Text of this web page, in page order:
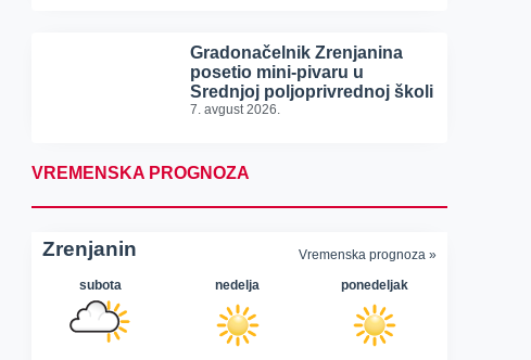
Gradonačelnik Zrenjanina
posetio mini-pivaru u
Srednjoj poljoprivrednoj školi
7. avgust 2026.
VREMENSKA PROGNOZA